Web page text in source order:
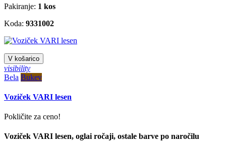
Pakiranje: 1 kos
Koda: 9331002
V košarico
visibility
Bela Bukev
Voziček VARI lesen
Pokličite za ceno!
Voziček VARI lesen, oglai ročaji, ostale barve po naročilu